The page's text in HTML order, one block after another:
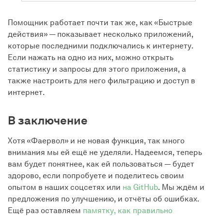
Помощник работает почти так же, как «Быстрые
действия» — показывает несколько приложений,
которые последними подключались к интернету.
Если нажать на одно из них, можно открыть
статистику и запросы для этого приложения, а
также настроить для него фильтрацию и доступ в
интернет.
В заключение
Хотя «Фаервол» и не новая функция, так много
внимания мы ей ещё не уделяли. Надеемся, теперь
вам будет понятнее, как ей пользоваться — будет
здорово, если попробуете и поделитесь своим
опытом в наших соцсетях или на GitHub. Мы ждём и
предложения по улучшению, и отчёты об ошибках.
Ещё раз оставляем памятку, как правильно